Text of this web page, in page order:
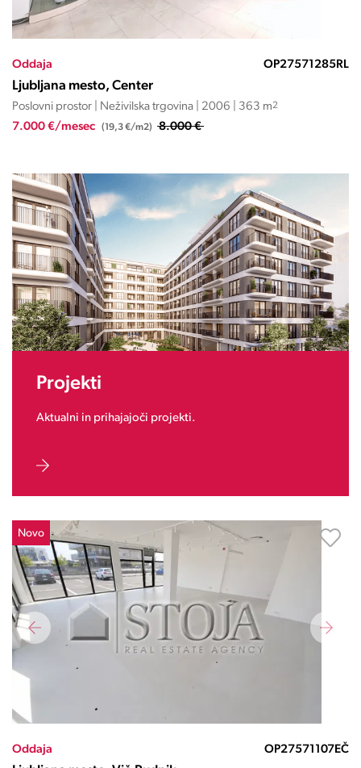
Oddaja OP27571285RL
Ljubljana mesto, Center
Poslovni prostor | Neživilska trgovina | 2006 | 363 m2
7.000 €/mesec (19,3 €/m2) 8.000 €
Projekti
Aktualni in prihajajoči projekti.
Novo
Oddaja OP27571107EČ